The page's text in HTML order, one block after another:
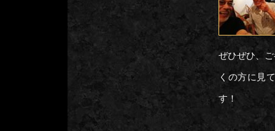
ぜひぜひ、
くの方に見
す！